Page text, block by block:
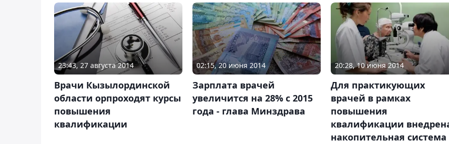
23:43, 27 августа 2014
Врачи Кызылординской
области орпроходят курсы
повышения
квалификации
02:15, 20 июня 2014
Зарплата врачей
увеличится на 28% с 2015
года - глава Минздрава
20:28, 10 июня 2014
Для практикующих
врачей в рамках
повышения
квалификации
накопительная система